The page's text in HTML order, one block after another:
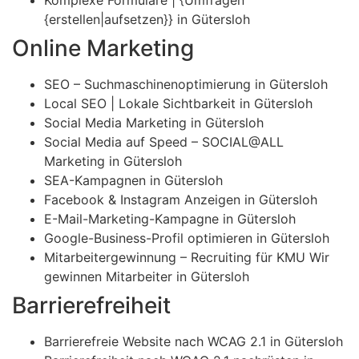
{erstellen|aufsetzen}} in Gütersloh
Online Marketing
SEO – Suchmaschinenoptimierung in Gütersloh
Local SEO | Lokale Sichtbarkeit in Gütersloh
Social Media Marketing in Gütersloh
Social Media auf Speed – SOCIAL@ALL
Marketing in Gütersloh
SEA-Kampagnen in Gütersloh
Facebook & Instagram Anzeigen in Gütersloh
E-Mail-Marketing-Kampagne in Gütersloh
Google-Business-Profil optimieren in Gütersloh
Mitarbeitergewinnung – Recruiting für KMU Wir
gewinnen Mitarbeiter in Gütersloh
Barrierefreiheit
Barrierefreie Website nach WCAG 2.1 in Gütersloh